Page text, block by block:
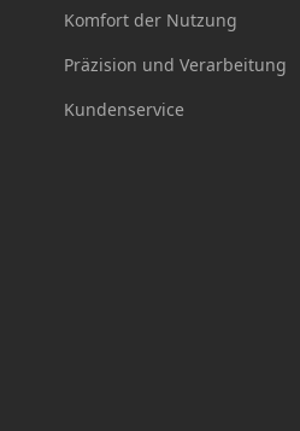
Komfort der Nutzung
Präzision und Verarbeitung
Kundenservice